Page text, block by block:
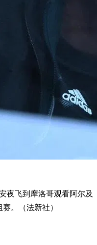
夜飞到摩洛哥观看阿尔及
。（法新社）